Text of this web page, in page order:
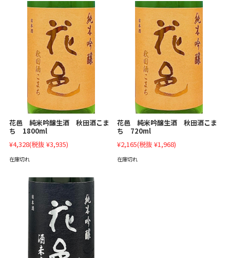
花邑 純米吟醸生酒 秋田酒こま
ち 1800ml
¥4,328(税抜 ¥3,935)
在庫切れ
花邑 純米吟醸生酒 秋田酒こま
ち 720ml
¥2,165(税抜 ¥1,968)
在庫切れ